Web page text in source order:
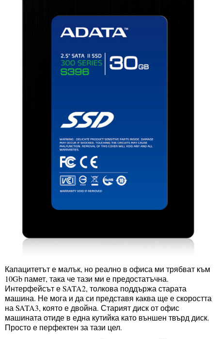
Капацитетът е малък, но реално в офиса ми трябват към
10Gb памет, така че тази ми е предостатъчна.
Интерфейсът е SATA2, толкова поддържа старата
машина. Не мога и да си представя каква ще е скоростта
на SATA3, която е двойна. Старият диск от офис
машината отиде в една кутийка като външен твърд диск.
Просто е перфектен за тази цел.